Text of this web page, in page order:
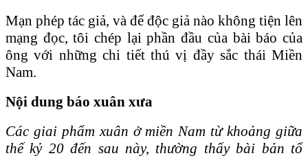
Mạn phép tác giả, và để độc giả nào không tiện lên
mạng đọc, tôi chép lại phần đầu của bài báo của
ông với những chi tiết thú vị đầy sắc thái Miền
Nam.
Nội dung báo xuân xưa
Các giai phẩm xuân ở miền Nam từ khoảng giữa
thế kỷ 20 đến sau này, thường thấy bài bản tổ